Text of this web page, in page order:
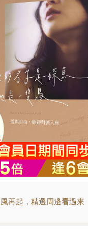
再起，精選周邊看過來